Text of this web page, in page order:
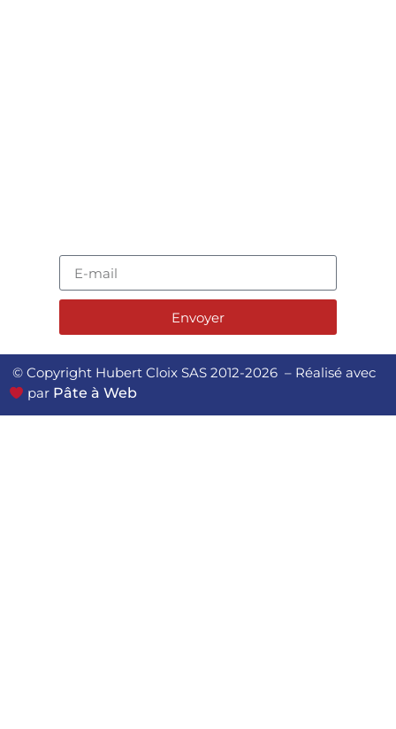
Envoyer
© Copyright Hubert Cloix SAS 2012-2026 – Réalisé avec
par Pâte à Web